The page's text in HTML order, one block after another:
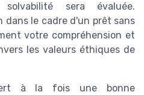
sera évaluée.
dans le cadre d'un prêt sans
votre compréhension et
les valeurs éthiques de
à la fois une bonne